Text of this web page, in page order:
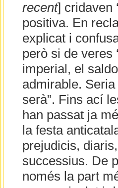
recent] cridaven
positiva. En
explicat i
però si de veres
imperial, el
admirable.
serà”. Fins ací
han passat ja
la festa
prejudicis,
successius. De
només la part